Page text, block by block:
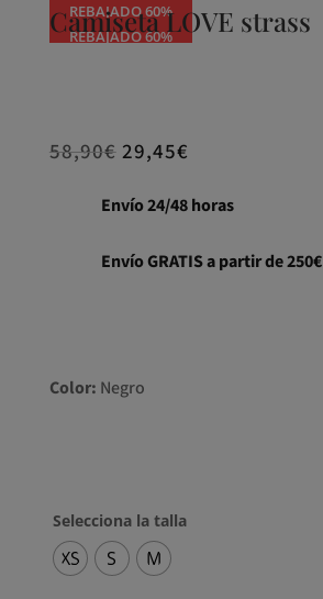
REBAJADO 60%
REBAJADO 60%
REBAJADO 60%
Camiseta LOVE strass
58,90€ 29,45€
Envío 24/48 horas
Envío GRATIS a partir de 250€
Color: Negro
Selecciona la talla
XS S M